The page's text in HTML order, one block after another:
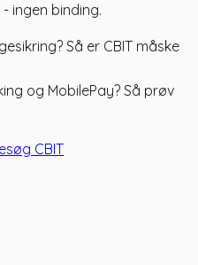
ingen binding.
Så er CBIT måske
og MobilePay? Så prøv
CBIT